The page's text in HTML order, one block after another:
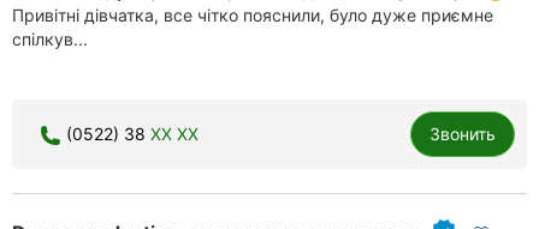
Привітні дівчатка, все чітко пояснили, було дуже приємне
спілкув...
(0522) 38 XX XX Звонить